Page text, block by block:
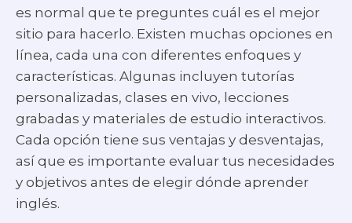
es normal que te preguntes cuál es el mejor
sitio para hacerlo. Existen muchas opciones en
línea, cada una con diferentes enfoques y
características. Algunas incluyen tutorías
personalizadas, clases en vivo, lecciones
grabadas y materiales de estudio interactivos.
Cada opción tiene sus ventajas y desventajas,
así que es importante evaluar tus necesidades
y objetivos antes de elegir dónde aprender
inglés.